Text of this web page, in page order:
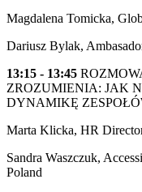
Magdalena Tomicka,
Dariusz Bylak,
13:15 - 13:45
ZROZUMIENIA: JAK
DYNAMIKĘ
Marta Klicka, HR
Sandra Waszczuk,
Poland